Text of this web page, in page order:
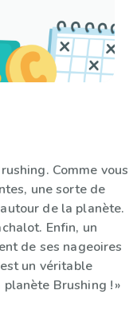
Comme vous
une sorte de
de la planète.
Enfin, un
de ses nageoires
un véritable
Brushing ! »